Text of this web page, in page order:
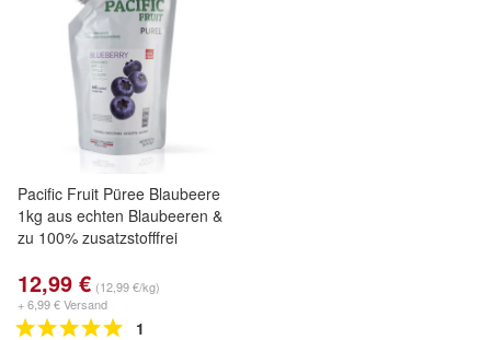
Pacific Fruit Püree Blaubeere
1kg aus echten Blaubeeren &
zu 100% zusatzstofffrei
12,99 € (12,99 €/kg)
+ 6,99 € Versand
1